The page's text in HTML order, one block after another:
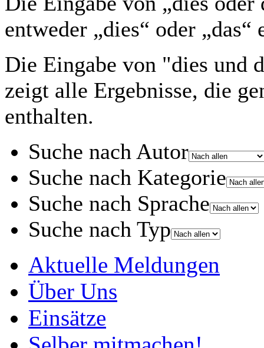
entweder „dies“ oder „das“
Die Eingabe von "dies und
zeigt alle Ergebnisse, die
enthalten.
Suche nach Autor
Suche nach Kategorie
Suche nach Sprache
Suche nach Typ
Aktuelle Meldungen
Über Uns
Einsätze